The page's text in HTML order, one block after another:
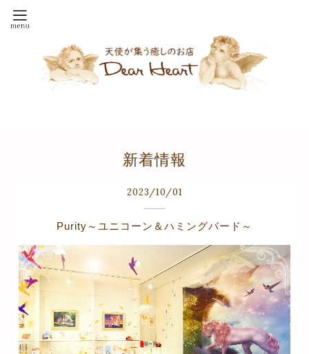
新着情報
2023/10/01
Purity～ユニコーン＆ハミングバード～